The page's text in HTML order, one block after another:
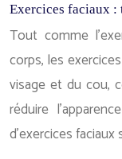
Exercices faciaux :
Tout comme
corps, les
visage et du cou,
réduire
d’exercices faciaux